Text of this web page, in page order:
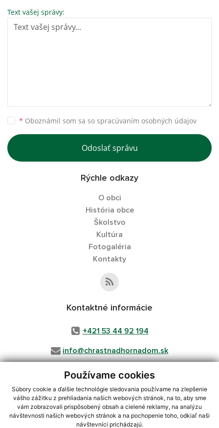
Používame cookies
Súbory cookie a ďalšie technológie sledovania používame na zlepšenie
vášho zážitku z prehliadania našich webových stránok, na to, aby sme
vám zobrazovali prispôsobený obsah a cielené reklamy, na analýzu
návštevnosti našich webových stránok a na pochopenie toho, odkiaľ naši
návštevníci prichádzajú.
Text vašej správy:
* Oboznámil som sa so spracúvaním osobných údajov
Odoslať správu
Rýchle odkazy
O obci
História obce
Školstvo
Kultúra
Fotogaléria
Kontakty
Kontaktné informácie
+421 53 44 92 194
info@chrastnadhornadom.sk
využite možnosť získavania aktuálnych informácií s využitím RSS,
CMS systém (redakčný) systém ECHELON 2,Mapa stránok, web portál
webhosting, wbx, s.r.o.,domény,registrácia domény,spoločnosť wbx,
s.r.o.,technický prevádzkovateľ